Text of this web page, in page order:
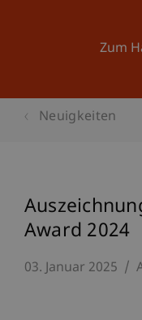
Zum
Neuigkeiten
Award 2024
03. Januar 2025